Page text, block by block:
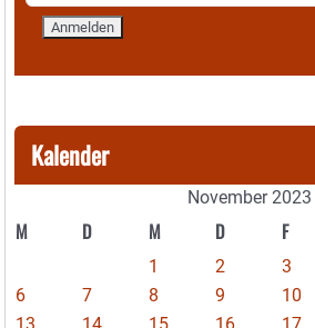
Kalender
November 2023
M D M D F
1 2 3
6
7 8 9 10
13
14 15 16 17